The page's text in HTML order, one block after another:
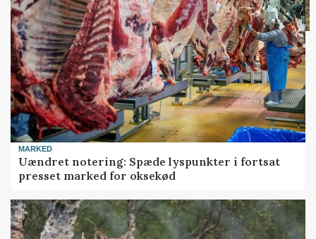
MARKED
Uændret notering: Spæde lyspunkter i fortsat
presset marked for oksekød